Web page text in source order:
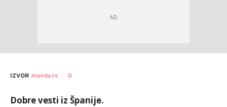
AUTOR Tanjug
IZVOR mondo.rs 0
Dobre vesti iz Španije.